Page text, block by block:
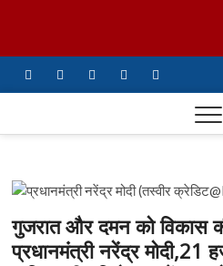
facebooktwitterinstagrampinterestlinkedin
गुजरात और दमन को विकास
प्रधानमंत्री नरेंद्र मोदी,21